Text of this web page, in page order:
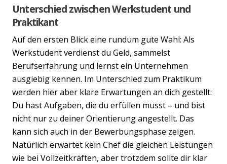
Unterschied zwischen Werkstudent und
Praktikant
Auf den ersten Blick eine rundum gute Wahl: Als
Werkstudent verdienst du Geld, sammelst
Berufserfahrung und lernst ein Unternehmen
ausgiebig kennen. Im Unterschied zum Praktikum
werden hier aber klare Erwartungen an dich gestellt:
Du hast Aufgaben, die du erfüllen musst – und bist
nicht nur zu deiner Orientierung angestellt. Das
kann sich auch in der Bewerbungsphase zeigen.
Natürlich erwartet kein Chef die gleichen Leistungen
wie bei Vollzeitkräften, aber trotzdem sollte dir klar